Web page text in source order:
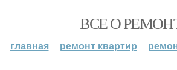
ВСЕ О
главная ремонт квартир